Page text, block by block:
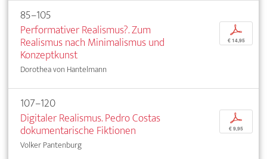
85–105
Performativer Realismus?. Zum
Realismus nach Minimalismus und
Konzeptkunst
Dorothea von Hantelmann
p
€ 14,95
107–120
Digitaler Realismus. Pedro Costas
dokumentarische Fiktionen
Volker Pantenburg
p
€ 9,95